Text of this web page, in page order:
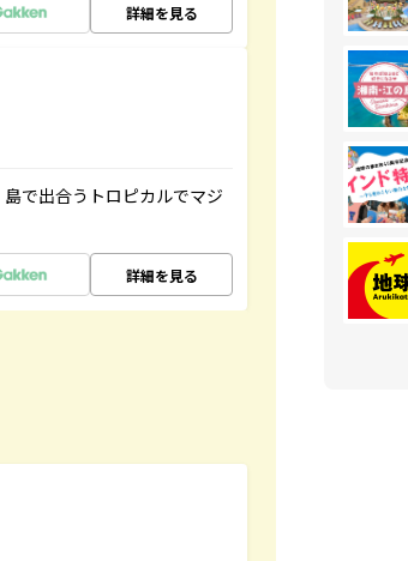
詳細を見る
で出合うトロピカルでマジ
詳細を見る